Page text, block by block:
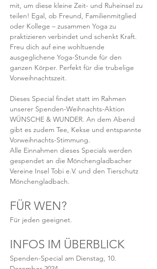
mit, um diese kleine Zeit- und Ruheinsel zu
teilen! Egal, ob Freund, Familienmitglied
oder Kollege – zusammen Yoga zu
praktizieren verbindet und schenkt Kraft.
Freu dich auf eine wohltuende
ausgeglichene Yoga-Stunde für den
ganzen Körper. Perfekt für die trubelige
Vorweihnachtszeit.
Dieses Special findet statt im Rahmen
unserer Spenden-Weihnachts-Aktion
WÜNSCHE & WUNDER. An dem Abend
gibt es zudem Tee, Kekse und entspannte
Vorweihnachts-Stimmung.
Alle Einnahmen dieses Specials werden
gespendet an die Mönchengladbacher
Vereine Insel Tobi e.V. und den Tierschutz
Mönchengladbach.
FÜR WEN?
Für jeden geeignet.
INFOS IM ÜBERBLICK
Spenden-Special am Dienstag, 10.